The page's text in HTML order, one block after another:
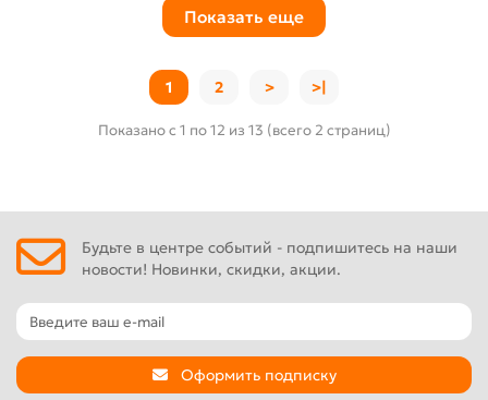
Показать еще
1 2 > >|
Показано с 1 по 12 из 13 (всего 2 страниц)
Будьте в центре событий - подпишитесь на наши
новости! Новинки, скидки, акции.
Оформить подписку